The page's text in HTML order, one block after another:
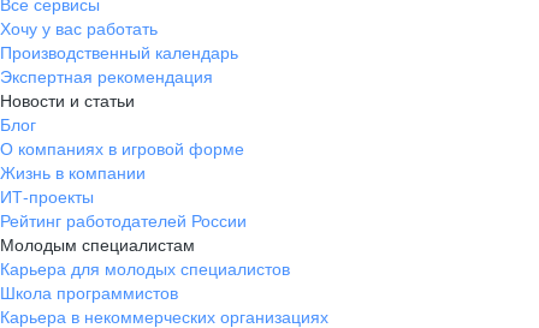
Хочу у вас работать
Производственный календарь
Экспертная рекомендация
Новости и статьи
Блог
О компаниях в игровой форме
Жизнь в компании
ИТ-проекты
Рейтинг работодателей России
Молодым специалистам
Карьера для молодых специалистов
Школа программистов
Карьера в некоммерческих организациях